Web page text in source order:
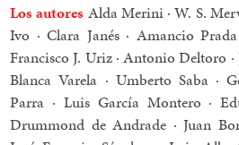
Los autores Alda Merini · W. S.
Ivo · Clara Janés · Amancio
Francisco J. Uriz · Antonio Deltoro ·
Blanca Varela · Umberto Saba ·
Parra · Luis García Montero ·
Drummond de Andrade · Juan